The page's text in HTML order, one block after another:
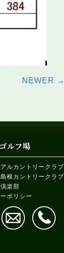
NEWER →
ルフ場
ルカントリークラブ
根カントリークラブ
楽部
ポリシー